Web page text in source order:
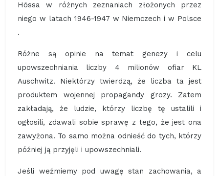
Hössa w różnych zeznaniach złożonych przez
niego w latach 1946-1947 w Niemczech i w Polsce
.
Różne są opinie na temat genezy i celu
upowszechniania liczby 4 milionów ofiar KL
Auschwitz. Niektórzy twierdzą, że liczba ta jest
produktem wojennej propagandy grozy. Zatem
zakładają, że ludzie, którzy liczbę tę ustalili i
ogłosili, zdawali sobie sprawę z tego, że jest ona
zawyżona. To samo można odnieść do tych, którzy
później ją przyjęli i upowszechniali.
Jeśli weźmiemy pod uwagę stan zachowania, a